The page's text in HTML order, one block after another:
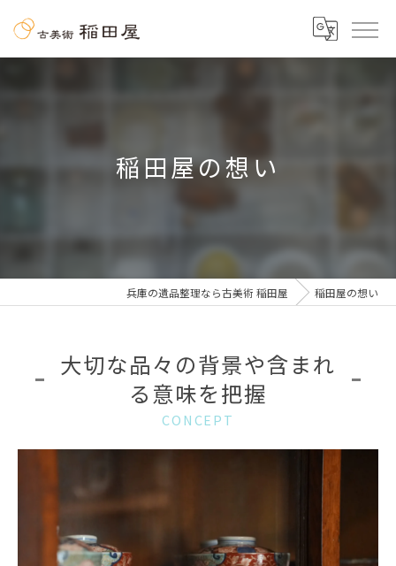
稲田屋の想い
兵庫の遺品整理なら古美術 稲田屋 稲田屋の想い
大切な品々の背景や含まれ
る意味を把握
CONCEPT